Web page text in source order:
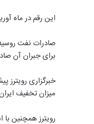
این رقم در ماه آوریل ۸۲۰ هزار بشکه و در ماه مارس ۹۰۸ هزار
صادرات نفت
برای جبران آن
میزان تخفیف